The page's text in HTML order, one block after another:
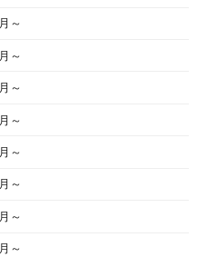
～
～
～
～
～
～
～
～